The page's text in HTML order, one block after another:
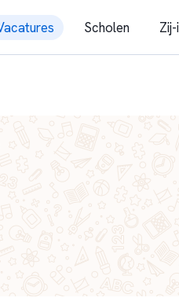
Scholen